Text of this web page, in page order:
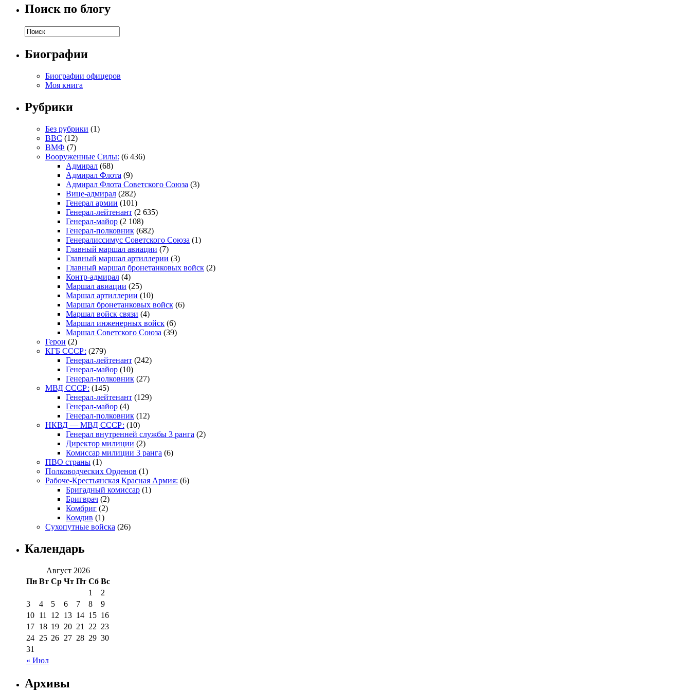
Поиск по блогу
Биографии
Биографии офицеров
Моя книга
Рубрики
Без рубрики (1)
ВВС (12)
ВМФ (7)
Вооруженные Силы: (6 436)
Адмирал (68)
Адмирал Флота (9)
Адмирал Флота Советского Союза (3)
Вице-адмирал (282)
Генерал армии (101)
Генерал-лейтенант (2 635)
Генерал-майор (2 108)
Генерал-полковник (682)
Генералиссимус Советского Союза (1)
Главный маршал авиации (7)
Главный маршал артиллерии (3)
Главный маршал бронетанковых войск (2)
Контр-адмирал (4)
Маршал авиации (25)
Маршал артиллерии (10)
Маршал бронетанковых войск (6)
Маршал войск связи (4)
Маршал инженерных войск (6)
Маршал Советского Союза (39)
Герои (2)
КГБ СССР: (279)
Генерал-лейтенант (242)
Генерал-майор (10)
Генерал-полковник (27)
МВД СССР: (145)
Генерал-лейтенант (129)
Генерал-майор (4)
Генерал-полковник (12)
НКВД — МВД СССР: (10)
Генерал внутренней службы 3 ранга (2)
Директор милиции (2)
Комиссар милиции 3 ранга (6)
ПВО страны (1)
Полководческих Орденов (1)
Рабоче-Крестьянская Красная Армия: (6)
Бригадный комиссар (1)
Бригврач (2)
Комбриг (2)
Комдив (1)
Сухопутные войска (26)
Календарь
Август 2026
Пн Вт Ср Чт Пт Сб Вс
« Июл
1
2
3
4 5 6 7 8
9
10 11 12 13 14 15 16
17 18 19 20 21 22 23
24 25 26 27 28 29 30
31
Архивы